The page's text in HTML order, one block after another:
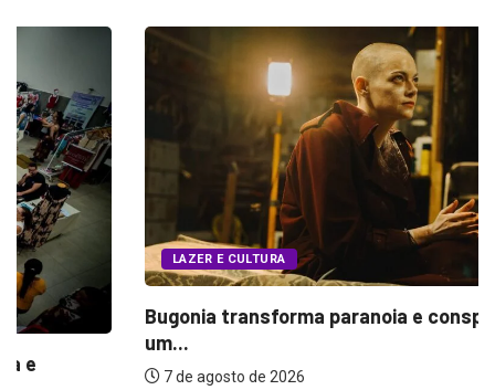
LAZER E CULTURA
Bugonia transforma paranoia e conspiração em
7 de agosto de 2026